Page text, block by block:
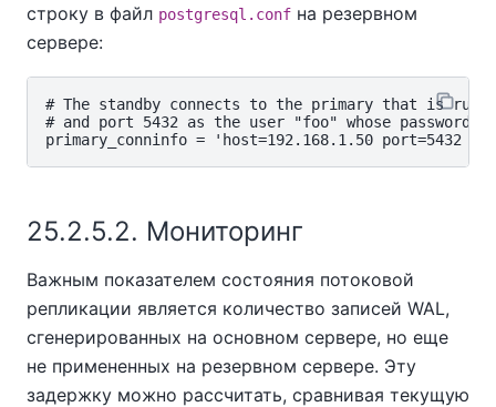
строку в файл postgresql.conf на резервном
сервере:
# The standby connects to the primary that is
# and port 5432 as the user "foo" whose password
25.2.5.2. Мониторинг
Важным показателем состояния потоковой
репликации является количество записей WAL,
сгенерированных на основном сервере, но еще
не примененных на резервном сервере. Эту
задержку можно рассчитать, сравнивая текущую